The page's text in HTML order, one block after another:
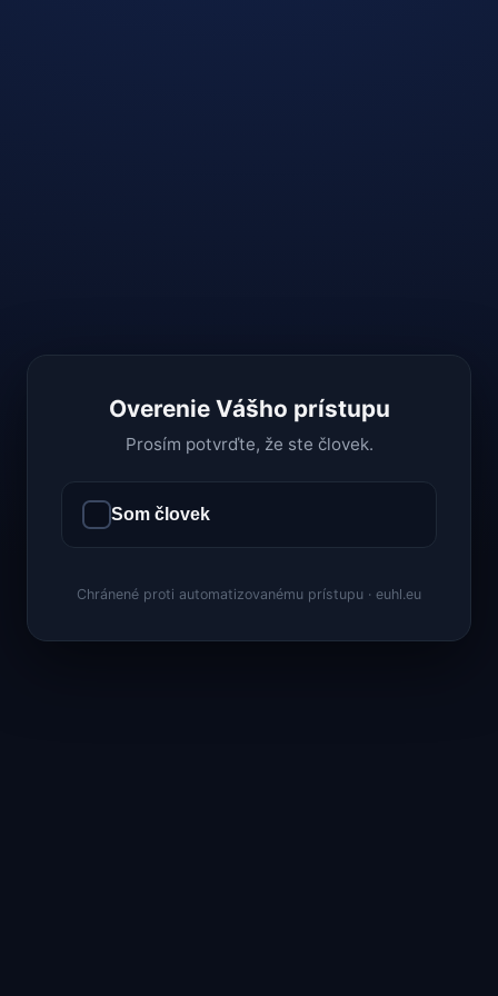
Overenie Vášho prístupu
Prosím potvrďte, že ste človek.
Som človek
Chránené proti automatizovanému prístupu · euhl.eu